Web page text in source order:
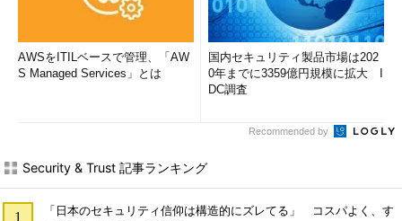
AWSをITILベースで管理、「AW
S Managed Services」とは
国内セキュリティ製品市場は202
0年までに3359億円規模に拡大 I
DC調査
Recommended by
Security & Trust 記事ランキング
「日本のセキュリティ信仰は構造的にズレてる」 コスパよく、す